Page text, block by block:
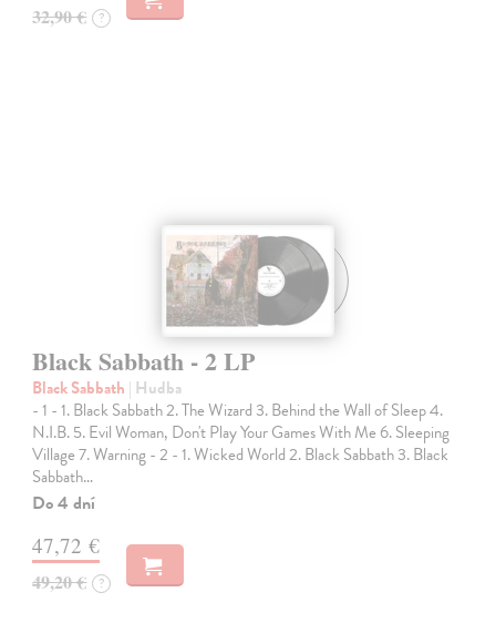
32,90 € ?
Black Sabbath - 2 LP
Black Sabbath | Hudba
- 1 - 1. Black Sabbath 2. The Wizard 3. Behind the Wall of Sleep 4.
N.I.B. 5. Evil Woman, Don't Play Your Games With Me 6. Sleeping
Village 7. Warning - 2 - 1. Wicked World 2. Black Sabbath 3. Black
Sabbath…
Do 4 dní
47,72 €
49,20 € ?